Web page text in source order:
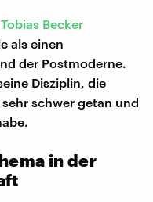
Tobias Becker
als einen
der Postmoderne.
Disziplin, die
schwer getan und
in der